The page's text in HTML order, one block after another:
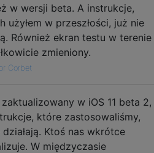
w wersji beta. A instrukcje,
użyłem w przeszłości, już nie
Również ekran testu w terenie
zmieniony.
Corbet
zaktualizowany w iOS 11 beta 2,
które zastosowaliśmy,
działają. Ktoś nas wkrótce
W międzyczasie